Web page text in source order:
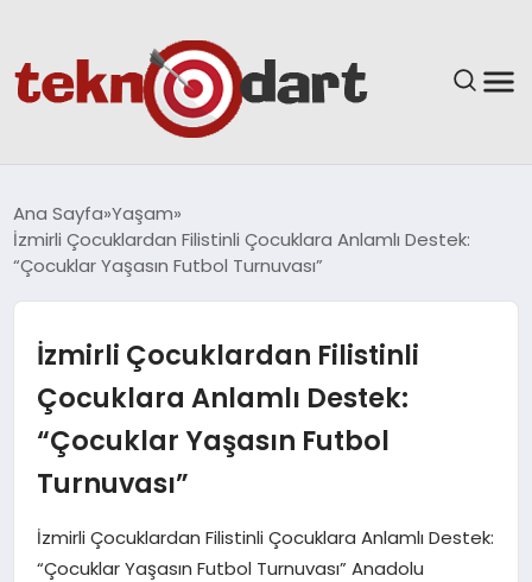
YAŞAM
GÜNDEM
EKONOMI
Ana Sayfa Yaşam
İzmirli Çocuklardan Filistinli Çocuklara Anlamlı Destek:
“Çocuklar Yaşasın Futbol Turnuvası”
İzmirli Çocuklardan Filistinli
Çocuklara Anlamlı Destek:
“Çocuklar Yaşasın Futbol
Turnuvası”
İzmirli Çocuklardan Filistinli Çocuklara Anlamlı Destek:
“Çocuklar Yaşasın Futbol Turnuvası” Anadolu